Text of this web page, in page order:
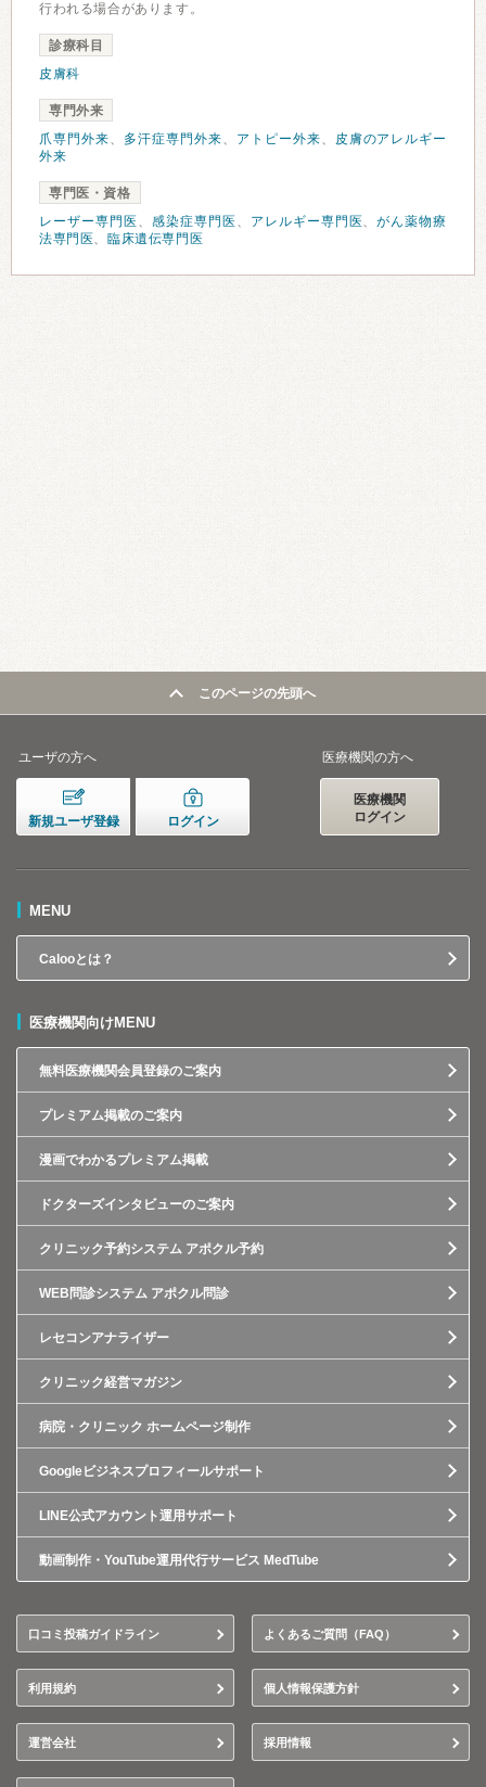
行われる場合があります。
診療科目
皮膚科
専門外来
爪専門外来、 多汗症専門外来、 アトピー外来、
皮膚のアレルギー
外来
専門医・資格
レーザー専門医 、 感染症専門医 、 アレルギー専門医、がん薬物療
法専門医、臨床遺伝専門医
このページの先頭へ
ユーザの方へ
新規ユーザ登録 ログイン
医療機関の方へ
医療機関
ログイン
MENU
Calooとは？
医療機関向けMENU
無料医療機関会員登録のご案内
プレミアム掲載のご案内
漫画でわかるプレミアム掲載
ドクターズインタビューのご案内
クリニック予約システム アポクル予約
WEB問診システム アポクル問診
レセコンアナライザー
クリニック経営マガジン
病院・クリニック ホームページ制作
Googleビジネスプロフィールサポート
LINE公式アカウント運用サポート
動画制作・YouTube運用代行サービス MedTube
口コミ投稿ガイドライン よくあるご質問（FAQ）
利用規約 個人情報保護方針
運営会社 採用情報